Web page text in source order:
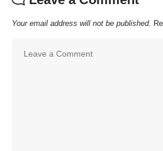
Your email address will not be published.